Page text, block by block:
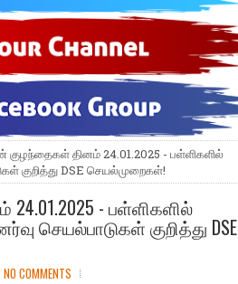
குழந்தைகள் தினம் 24.01.2025 - பள்ளிகளில்
குறித்து DSE செயல்முறைகள்!
- பள்ளிகளில்
செயல்பாடுகள் குறித்து DSE
NO COMMENTS